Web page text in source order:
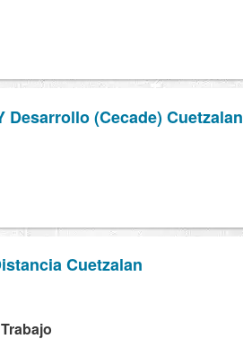
Desarrollo (Cecade) Cuetzalan
Cuetzalan